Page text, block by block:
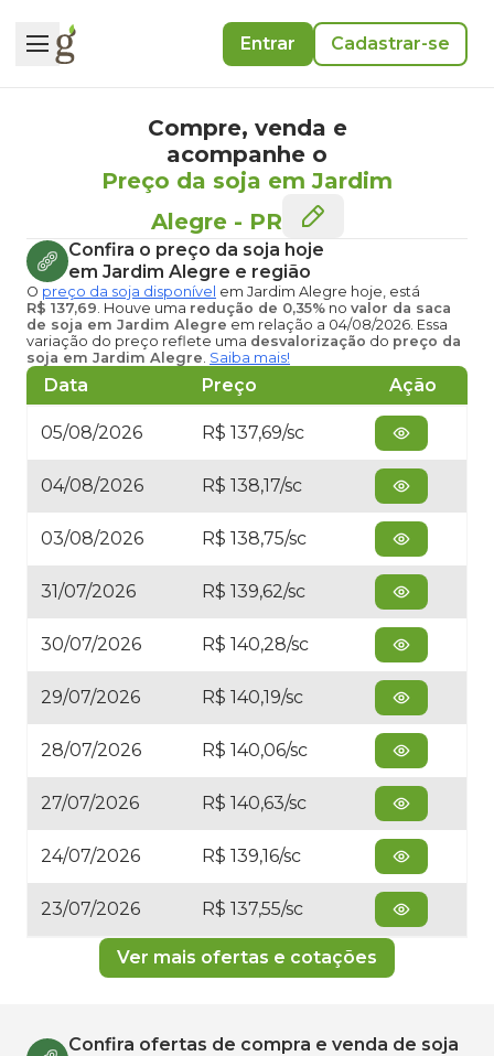
Entrar Cadastrar-se
Compre, venda e
acompanhe o
Preço da soja em Jardim
Alegre - PR
Confira o preço da soja hoje
em Jardim Alegre e região
O preço da soja disponível em Jardim Alegre hoje, está
R$ 137,69. Houve uma redução de 0,35% no valor da saca
de soja em Jardim Alegre em relação a 04/08/2026. Essa
variação do preço reflete uma desvalorização do preço da
soja em Jardim Alegre. Saiba mais!
Data Preço Ação
05/08/2026 R$ 137,69/sc
04/08/2026 R$ 138,17/sc
03/08/2026 R$ 138,75/sc
31/07/2026 R$ 139,62/sc
30/07/2026 R$ 140,28/sc
29/07/2026 R$ 140,19/sc
28/07/2026 R$ 140,06/sc
27/07/2026 R$ 140,63/sc
24/07/2026 R$ 139,16/sc
23/07/2026 R$ 137,55/sc
Ver mais ofertas e cotações
Confira ofertas de compra e venda de soja